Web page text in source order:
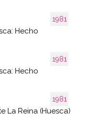
1981
Hecho
1981
Hecho
1981
La Reina (Huesca)